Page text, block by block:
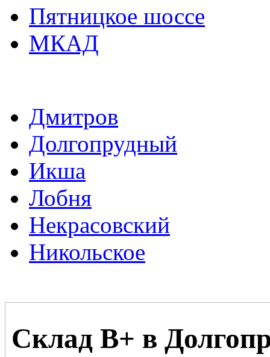
Пятницкое шоссе
МКАД
Дмитров
Долгопрудный
Икша
Лобня
Некрасовский
Никольское
Склад В+ в